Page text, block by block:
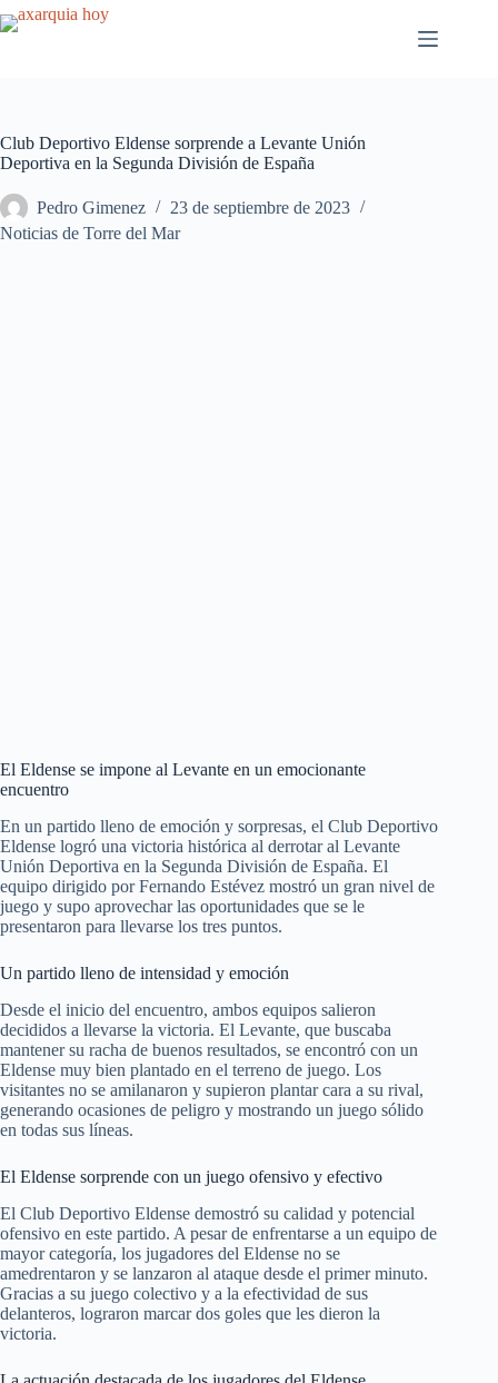
Saltar
al
Club Deportivo Eldense sorprende a Levante Unión
Deportiva en la Segunda División de España
Pedro Gimenez
23 de septiembre de 2023
Noticias de Torre del Mar
El Eldense se impone al Levante en un emocionante
encuentro
En un partido lleno de emoción y sorpresas, el Club Deportivo
Eldense logró una victoria histórica al derrotar al Levante
Unión Deportiva en la Segunda División de España. El
equipo dirigido por Fernando Estévez mostró un gran nivel de
juego y supo aprovechar las oportunidades que se le
presentaron para llevarse los tres puntos.
Un partido lleno de intensidad y emoción
Desde el inicio del encuentro, ambos equipos salieron
decididos a llevarse la victoria. El Levante, que buscaba
mantener su racha de buenos resultados, se encontró con un
Eldense muy bien plantado en el terreno de juego. Los
visitantes no se amilanaron y supieron plantar cara a su rival,
generando ocasiones de peligro y mostrando un juego sólido
en todas sus líneas.
El Eldense sorprende con un juego ofensivo y efectivo
El Club Deportivo Eldense demostró su calidad y potencial
ofensivo en este partido. A pesar de enfrentarse a un equipo de
mayor categoría, los jugadores del Eldense no se
amedrentaron y se lanzaron al ataque desde el primer minuto.
Gracias a su juego colectivo y a la efectividad de sus
delanteros, lograron marcar dos goles que les dieron la
victoria.